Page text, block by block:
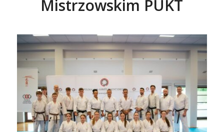
Mistrzowskim PUKT